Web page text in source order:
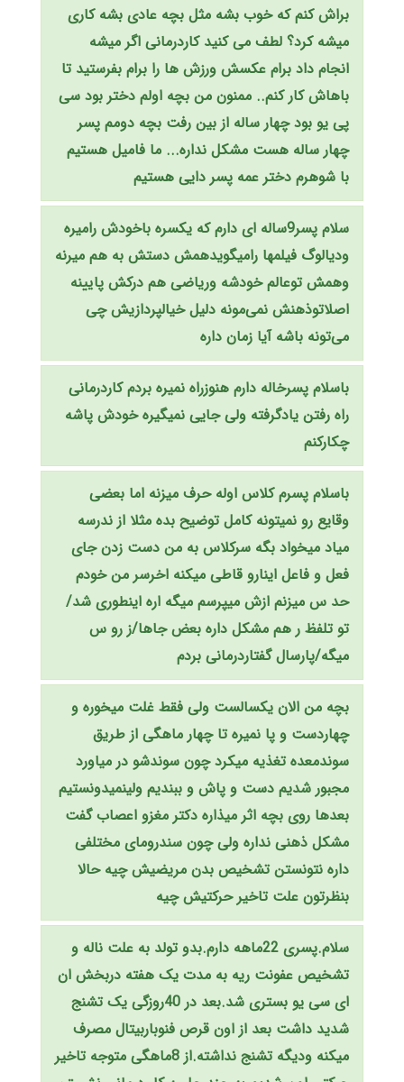
براش کنم که خوب بشه مثل بچه عادی بشه کاری
میشه کرد؟ لطف می کنید کاردرمانی اگر میشه
انجام داد برام عکسش ورزش ها را برام بفرستید تا
باهاش کار کنم..‌ ممنون من بچه اولم دختر بود سی
پی یو بود چهار ساله از بین رفت بچه دومم پسر
چهار ساله هست مشکل نداره... ما فامیل هستیم
با شوهرم دختر عمه پسر دایی هستیم
سلام پسر9ساله ای دارم که یکسره باخودش رامیره
ودیالوگ فیلمها رامیگویدهمش دستش به هم میرنه
وهمش توعالم خودشه وریاضی هم درکش پایینه
اصلاتوذهنش نمی‌مونه دلیل خیالپردازیش چی
می‌تونه باشه آیا زمان داره
باسلام پسرخاله دارم هنوزراه نمیره بردم کاردرمانی
راه رفتن یادگرفته ولی جایی نمیگیره خودش پاشه
چکارکنم
باسلام پسرم کلاس اوله حرف میزنه اما بعضی
وقایع رو نمیتونه کامل توضیح بده مثلا از ندرسه
میاد میخواد بگه سرکلاس به من دست زدن جای
فعل و فاعل اینارو قاطی میکنه اخرسر من خودم
حد س میزنم ازش میپرسم میگه اره اینطوری شد/
تو تلفظ ر هم مشکل داره بعض جاها/ز رو س
میگه/پارسال گفتاردرمانی بردم
بچه من الان یکسالست ولی فقط غلت میخوره و
چهاردست و پا نمیره تا چهار ماهگی از طریق
سوندمعده تغذیه میکرد چون سوندشو در میاورد
مجبور شدیم دست و پاش و ببندیم ولینمیدونستیم
بعدها روی بچه اثر میذاره دکتر مغزو اعصاب گفت
مشکل ذهنی نداره ولی چون سندرومای مختلفی
داره نتونستن تشخیص بدن مریضیش چیه حالا
بنظرتون علت تاخیر حرکتیش چیه
سلام.پسری 22ماهه دارم.بدو تولد به علت ناله و
تشخیص عفونت ریه به مدت یک هفته دربخش ان
ای سی یو بستری شد.بعد در 40روزگی یک تشنج
شدید داشت بعد از اون قرص فنوباربیتال مصرف
میکنه ودیگه تشنج نداشته.از 8ماهگی متوجه تاخیر